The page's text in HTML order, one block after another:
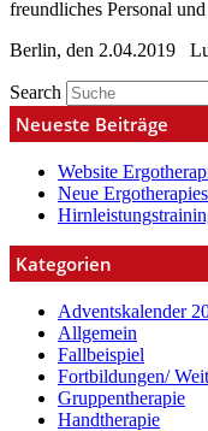
freundliches Personal
Berlin, den 2.04.2019
Search
Neueste Beiträge
Website
Neue
Kategorien
Adventskalender
Allgemein
Fallbeispiel
Fortbildungen/
Gruppentherapie
Handtherapie